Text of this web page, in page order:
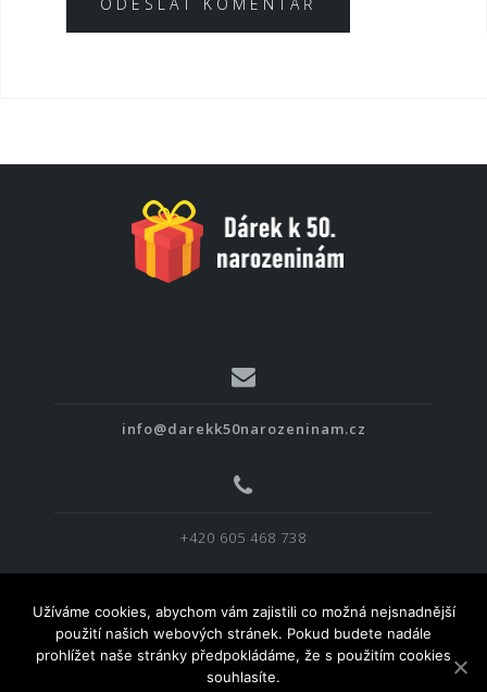
info@darekk50narozeninam.cz
+420 605 468 738
Užíváme cookies, abychom vám zajistili co možná nejsnadnější
použití našich webových stránek. Pokud budete nadále
prohlížet naše stránky předpokládáme, že s použitím cookies
souhlasíte.